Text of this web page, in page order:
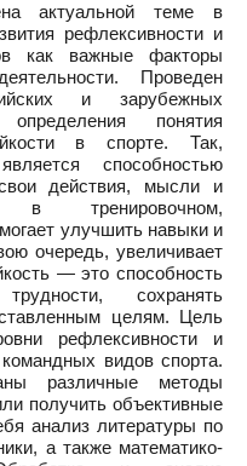
актуальной теме в
рефлексивности и
как важные факторы
Проведен
и зарубежных
понятия
в спорте. Так,
способностью
действия, мысли и
в тренировочном,
улучшить навыки и
очередь, увеличивает
— это способность
сохранять
целям. Цель
рефлексивности и
видов спорта.
различные методы
получить объективные
анализ литературы по
а также математико-